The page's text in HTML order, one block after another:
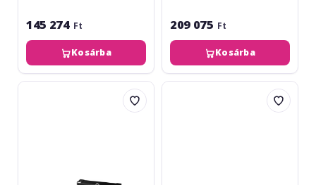
145 274 Ft
Kosárba
209 075 Ft
Kosárba
img
Sennheiser